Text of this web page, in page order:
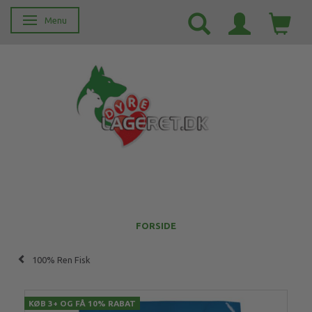
Skifte navigation
Menu
FORSIDE
100% Ren Fisk
KØB 3+ OG FÅ 10% RABAT